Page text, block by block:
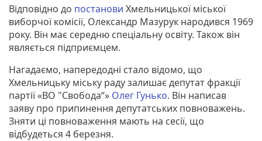
Відповідно до постанови Хмельницької міської
виборчої комісії, Олександр Мазурук народився 1969
року. Він має середню спеціальну освіту. Також він
являється підприємцем.
Нагадаємо, напередодні стало відомо, що
Хмельницьку міську раду залишає депутат фракції
партії «ВО "Свобода“» Олег Гунько. Він написав
заяву про припинення депутатських повноважень.
Зняти ці повноваження мають на сесії, що
відбудеться 4 березня.